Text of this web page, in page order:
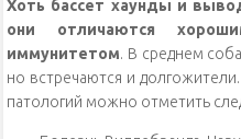
Хоть бассет хаунды и
они отличаются
иммунитетом. В среднем
но встречаются и
патологий можно отметить